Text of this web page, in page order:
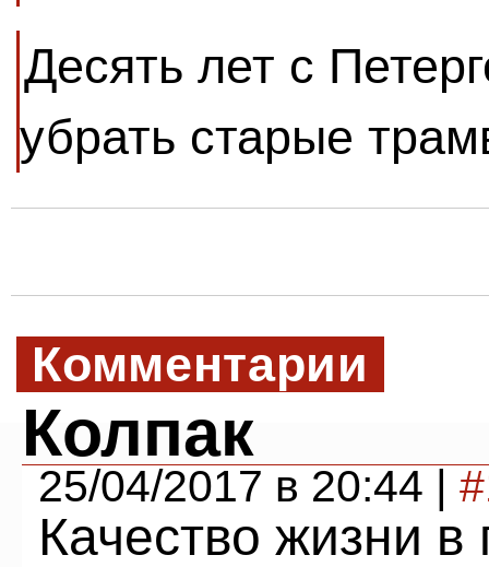
Десять лет с
убрать старые
Комментарии
Колпак
25/04/2017 в 20:44 |
Качество жизни